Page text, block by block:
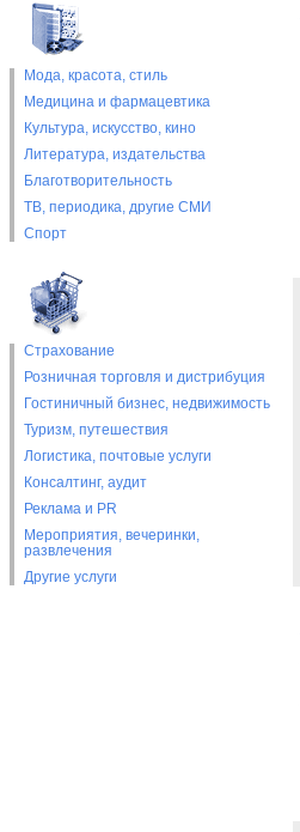
Мода, красота, стиль
Медицина и фармацевтика
Культура, искусство, кино
Литература, издательства
Благотворительность
ТВ, периодика, другие СМИ
Спорт
Страхование
Розничная торговля и дистрибуция
Гостиничный бизнес, недвижимость
Туризм, путешествия
Логистика, почтовые услуги
Консалтинг, аудит
Реклама и PR
Мероприятия, вечеринки,
развлечения
Другие услуги